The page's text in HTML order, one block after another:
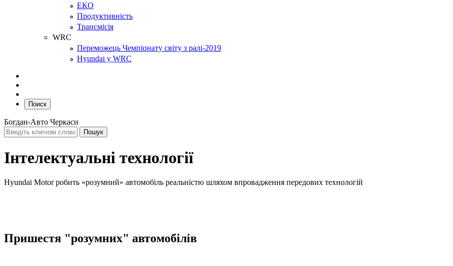
ЕКО
Продуктивність
Трансмісія
WRC
Переможець Чемпіонату світу з ралі-2019
Hyundai у WRC
Поиск
Богдан-Авто Черкаси
Інтелектуальні технології
Hyundai Motor робить «розумний» автомобіль реальністю шляхом впровадження передових технологій
Пришестя "розумних" автомобілів